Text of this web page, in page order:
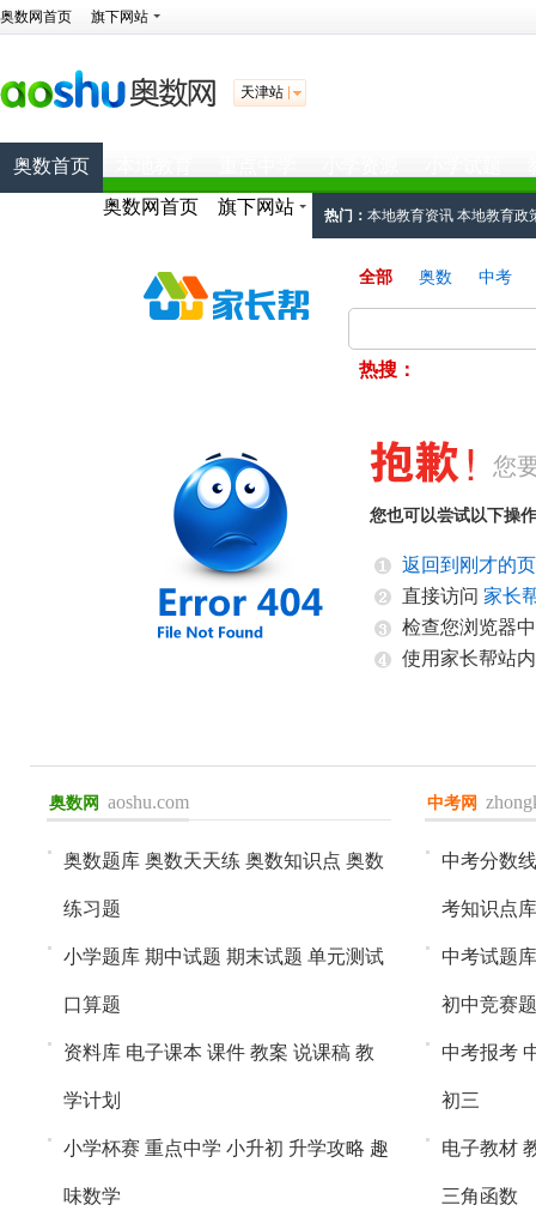
奥数网首页 旗下网站
天津站
奥数首页
奥数网首页
旗下网站
全部 奥数 中考
热搜：
您
您也可以尝试以下操
返回到刚才的
直接访问 家长
检查您浏览器
使用家长帮站
奥数网 aoshu.com
进入>>
奥数题库 奥数天天练 奥数知识点 奥数
练习题
小学题库 期中试题 期末试题 单元测试
口算题
资料库 电子课本 课件 教案 说课稿 教
学计划
小学杯赛 重点中学 小升初 升学攻略 趣
味数学
中考网
进入>>
中考分数线
考知识点库
中考试题库
初中竞赛题
中考报考
初三
电子教材
三角函数
热门： 本地教育资讯 本地教育政